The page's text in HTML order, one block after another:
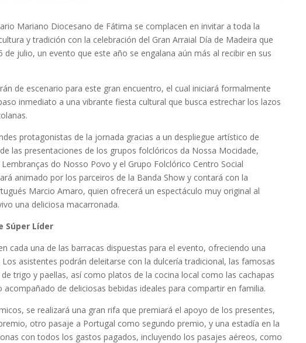
Mariano Diocesano de Fátima se complacen en invitar a toda la
y tradición con la celebración del Gran Arraial Día de Madeira que
julio, un evento que este año se engalana aún más al recibir en sus
de escenario para este gran encuentro, el cual iniciará formalmente
inmediato a una vibrante fiesta cultural que busca estrechar los lazos
protagonistas de la jornada gracias a un despliegue artístico de
las presentaciones de los grupos folclóricos da Nossa Mocidade,
do Nosso Povo y el Grupo Folclórico Centro Social
animado por los parceiros de la Banda Show y contará con la
Marcio Amaro, quien ofrecerá un espectáculo muy original al
una deliciosa macarronada.
Súper Líder
cada una de las barracas dispuestas para el evento, ofreciendo una
asistentes podrán deleitarse con la dulcería tradicional, las famosas
trigo y paellas, así como platos de la cocina local como las cachapas
de deliciosas bebidas ideales para compartir en familia.
se realizará una gran rifa que premiará el apoyo de los presentes,
otro pasaje a Portugal como segundo premio, y una estadía en la
con todos los gastos pagados, incluyendo los pasajes aéreos, como